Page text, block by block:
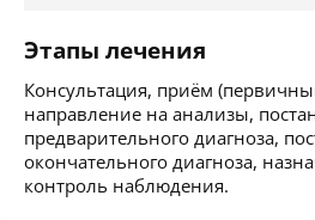
Этапы лечения
Консультация, приём
направление на анализы,
предварительного диагноза,
окончательного диагноза,
контроль наблюдения.